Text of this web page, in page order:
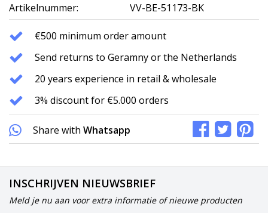
Artikelnummer: VV-BE-51173-BK
€500 minimum order amount
Send returns to Geramny or the Netherlands
20 years experience in retail & wholesale
3% discount for €5.000 orders
Share with Whatsapp
INSCHRIJVEN NIEUWSBRIEF
Meld je nu aan voor extra informatie of nieuwe producten